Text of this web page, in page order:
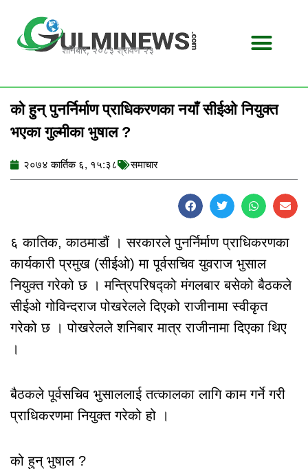
content
शनिबार, २०८३ श्रावण २३
को हुन् पुनर्निर्माण प्राधिकरणका नयाँ सीईओ नियुक्त
भएका गुल्मीका भुषाल ?
२०७४ कार्तिक ६, १५:३८ समाचार
६ कातिक, काठमाडौं । सरकारले पुनर्निर्माण प्राधिकरणका
कार्यकारी प्रमुख (सीईओ) मा पूर्वसचिव युवराज भुसाल
नियुक्त गरेको छ । मन्त्रिपरिषद्को मंगलबार बसेको बैठकले
सीईओ गोविन्दराज पोखरेलले दिएको राजीनामा स्वीकृत
गरेको छ । पोखरेलले शनिबार मात्र राजीनामा दिएका थिए
।
बैठकले पूर्वसचिव भुसाललाई तत्कालका लागि काम गर्ने गरी
प्राधिकरणमा नियुक्त गरेको हो ।
को हुन् भुषाल ?